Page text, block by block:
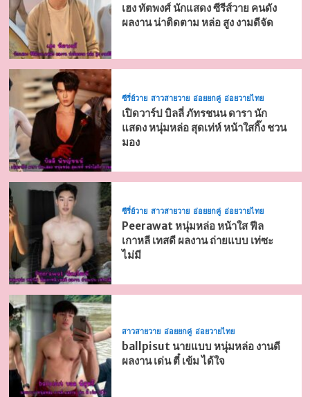
เฮง ทัตพงศ์ นักแสดง ซีรีส์วาย คนดัง
ผลงาน น่าติดตาม หล่อ สูง งามดีจัด
ซีรี่ย์วาย สาวสายวาย อ่อยยกคู่ อ่อยวายไทย
เปิดวาร์ป บิลลี่ ภัทรชนน ดารา นัก
แสดง หนุ่มหล่อ สุดเท่ห์ หน้าใสกิ๊ง ชวน
มอง
ซีรี่ย์วาย สาวสายวาย อ่อยยกคู่ อ่อยวายไทย
Peerawat หนุ่มหล่อ หน้าใส ฟีล
เกาหลี เทสดี ผลงาน ถ่ายแบบ เท่ซะ
ไม่มี
สาวสายวาย อ่อยยกคู่ อ่อยวายไทย
ballpisut นายแบบ หนุ่มหล่อ งานดี
ผลงาน เด่น ตี๋ เข้ม ได้ใจ